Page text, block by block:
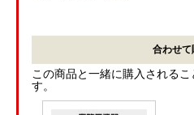
合わせて
この商品と一緒に購入される
す。